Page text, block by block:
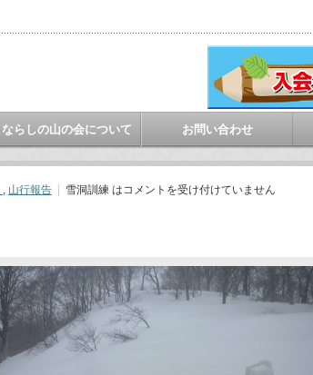
ならしの山の会について お問い合わせ
, 山行報告 雪洞訓練 はコメントを受け付けていません